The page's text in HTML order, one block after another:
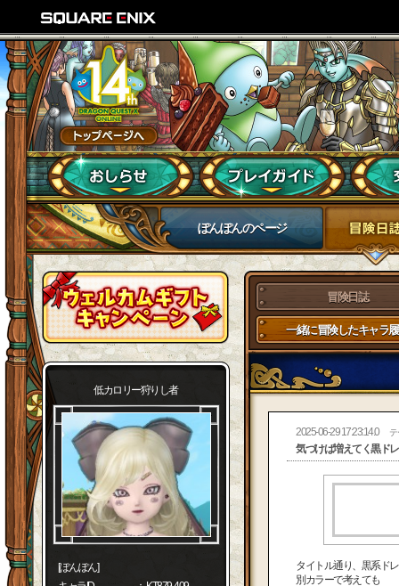
ぽんぽんのページ
低カロリー狩りし者
[ぽんぽん]
冒険日誌
一緒に冒険したキャラ
2025-06-29 17:23:14.0 テ
気づけば増えてく黒ド
タイトル通り、黒系ド
別カラーで考えても